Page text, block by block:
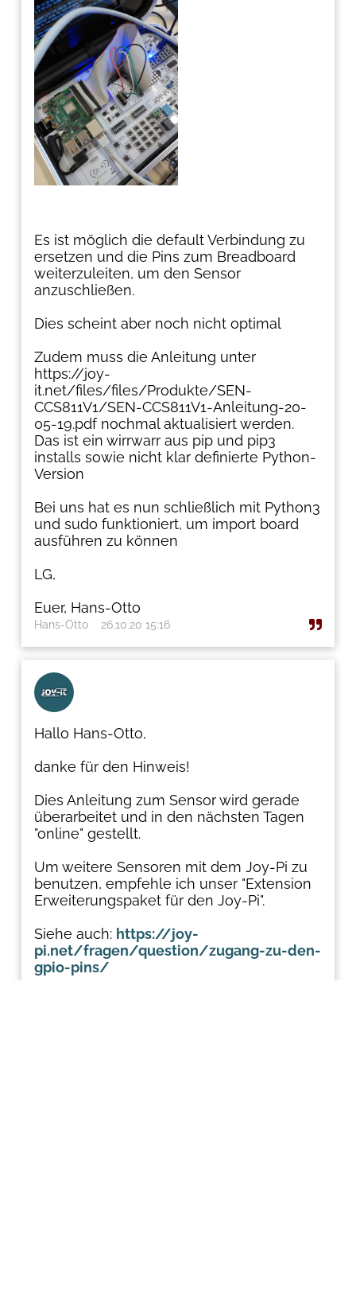
Es ist möglich die default Verbindung zu
ersetzen und die Pins zum Breadboard
weiterzuleiten, um den Sensor
anzuschließen.
Dies scheint aber noch nicht optimal
Zudem muss die Anleitung unter
https://joy-
it.net/files/files/Produkte/SEN-
CCS811V1/SEN-CCS811V1-Anleitung-20-
05-19.pdf nochmal aktualisiert werden.
Das ist ein wirrwarr aus pip und pip3
installs sowie nicht klar definierte Python-
Version
Bei uns hat es nun schließlich mit Python3
und sudo funktioniert, um import board
ausführen zu können
LG,
Euer, Hans-Otto
Hans-Otto 26.10.20 15:16
Hallo Hans-Otto,
danke für den Hinweis!
Dies Anleitung zum Sensor wird gerade
überarbeitet und in den nächsten Tagen
"online" gestellt.
Um weitere Sensoren mit dem Joy-Pi zu
benutzen, empfehle ich unser "Extension
Erweiterungspaket für den Joy-Pi".
Siehe auch: https://joy-
pi.net/fragen/question/zugang-zu-den-
gpio-pins/